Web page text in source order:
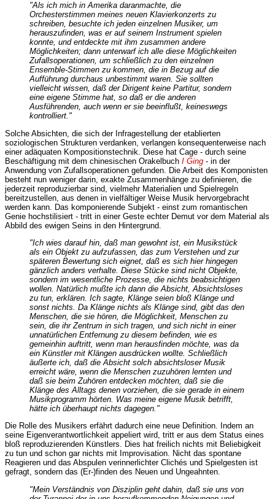
"Als ich mich in Amerika daranmachte, die
Orchesterstimmen meines neuen Klavierkonzerts zu
schreiben, besuchte ich jeden einzelnen Musiker, um
herauszufinden, was er auf seinem Instrument spielen
konnte, und entdeckte mit ihm zusammen andere
Möglichkeiten; dann unterwarf ich alle diese Möglichkeiten
Zufallsoperationen, um schließlich zu den einzelnen
Ensemble-Stimmen zu kommen, die in Bezug auf die
Aufführung durchaus unbestimmt waren. Sie sollten
vielleicht wissen, daß der Dirigent keine Partitur, sondern
eine eigene Stimme hat, so daß er die anderen
Ausführenden, auch wenn er sie beeinflußt, keineswegs
kontrolliert."
Solche Absichten, die sich der Infragestellung der etablierten
soziologischen Strukturen verdanken, verlangen konsequenterweise nach
einer adäquaten Kompositionstechnik. Diese hat Cage - durch seine
Beschäftigung mit dem chinesischen Orakelbuch I Ging - in der
Anwendung von Zufallsoperationen gefunden. Die Arbeit des Komponisten
besteht nun weniger darin, exakte Zusammenhänge zu definieren, die
jederzeit reproduzierbar sind, vielmehr Materialien und Spielregeln
bereitzustellen, aus denen in vielfältiger Weise Musik hervorgebracht
werden kann. Das komponierende Subjekt - einst zum romantischen
Genie hochstilisiert - tritt in einer Geste echter Demut vor dem Material als
Abbild des ewigen Seins in den Hintergrund.
"Ich wies darauf hin, daß man gewohnt ist, ein Musikstück
als ein Objekt zu aufzufassen, das zum Verstehen und zur
späteren Bewertung sich eignet, daß es sich hier hingegen
gänzlich anders verhalte. Diese Stücke sind nicht Objekte,
sondern im wesentliche Prozesse, die nichts beabsichtigen
wollen. Natürlich mußte ich dann die Absicht, Absichtsloses
zu tun, erklären. Ich sagte, Klänge seien bloß Klänge und
sonst nichts. Da Klänge nichts als Klänge sind, gibt das den
Menschen, die sie hören, die Möglichkeit, Menschen zu
sein, die ihr Zentrum in sich tragen, und sich nicht in einer
unnatürlichen Entfernung zu diesem befinden, wie es
gemeinhin auftritt, wenn man herausfinden möchte, was da
ein Künstler mit Klängen ausdrücken wollte. Schließlich
äußerte ich, daß die Absicht solch absichtsloser Musik
erreicht wäre, wenn die Menschen zuzuhören lernten und
daß sie beim Zuhören entdecken möchten, daß sie die
Klänge des Alltags denen vorziehen, die sie gerade in einem
Musikprogramm hörten. Was meine eigene Musik betrifft,
hätte ich überhaupt nichts dagegen."
Die Rolle des Musikers erfährt dadurch eine neue Definition. Indem an
seine Eigenverantwortlichkeit appeliert wird, tritt er aus dem Status eines
bloß reproduzierenden Künstlers. Dies hat freilich nichts mit Beliebigkeit
zu tun und schon gar nichts mit Improvisation. Nicht das spontane
Reagieren und das Abspulen verinnerlichter Clichés und Spielgesten ist
gefragt, sondern das (Er-)finden des Neuen und Ungeahnten.
"Mein Verständnis von Disziplin geht dahin, daß sie uns von